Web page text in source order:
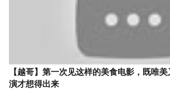
【越哥】第一次见这样的美食电影，既唯
演才想得出来